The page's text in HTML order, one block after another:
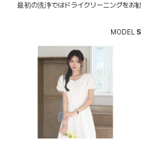
最初の洗浄ではドライクリーニングをお勧
MODEL